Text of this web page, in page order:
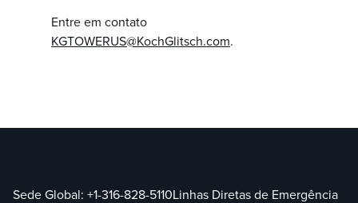
Entre em contato
KGTOWERUS@KochGlitsch.com.
Sede Global: +1-316-828-5110Linhas Diretas de Emergência